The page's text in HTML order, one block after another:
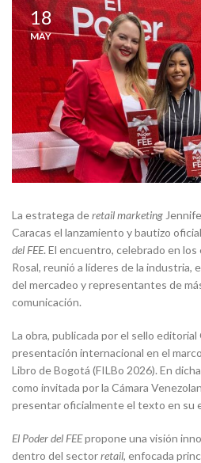
18
MAY
La estratega deretail marketing
Caracas el lanzamiento y bautizo
del FEE. El encuentro, celebrado en los
Rosal, reunió a líderes de la industria,
del mercadeo y representantes de
comunicación.
La obra, publicada por el sello
presentación internacional en el
Libro de Bogotá (FILBo 2026). En
como invitada por la Cámara
presentar oficialmente el texto en su
El Poder del FEEpropone una visión
dentro del sectorretail, enfocada